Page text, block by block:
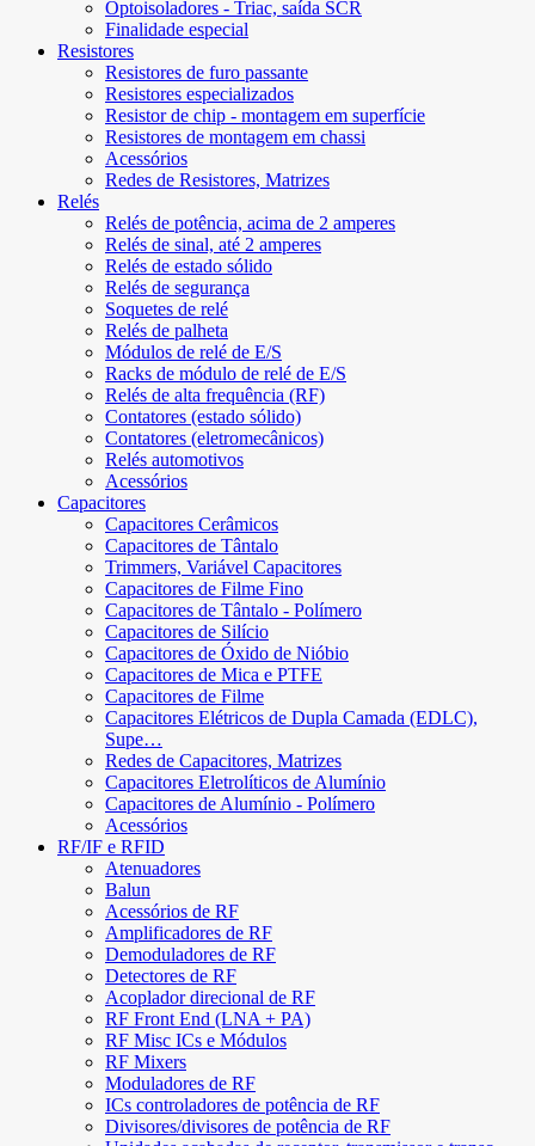
Optoisoladores - Triac, saída SCR
Finalidade especial
Resistores
Resistores de furo passante
Resistores especializados
Resistor de chip - montagem em superfície
Resistores de montagem em chassi
Acessórios
Redes de Resistores, Matrizes
Relés
Relés de potência, acima de 2 amperes
Relés de sinal, até 2 amperes
Relés de estado sólido
Relés de segurança
Soquetes de relé
Relés de palheta
Módulos de relé de E/S
Racks de módulo de relé de E/S
Relés de alta frequência (RF)
Contatores (estado sólido)
Contatores (eletromecânicos)
Relés automotivos
Acessórios
Capacitores
Capacitores Cerâmicos
Capacitores de Tântalo
Trimmers, Variável Capacitores
Capacitores de Filme Fino
Capacitores de Tântalo - Polímero
Capacitores de Silício
Capacitores de Óxido de Nióbio
Capacitores de Mica e PTFE
Capacitores de Filme
Capacitores Elétricos de Dupla Camada (EDLC),
Supe…
Redes de Capacitores, Matrizes
Capacitores Eletrolíticos de Alumínio
Capacitores de Alumínio - Polímero
Acessórios
RF/IF e RFID
Atenuadores
Balun
Acessórios de RF
Amplificadores de RF
Demoduladores de RF
Detectores de RF
Acoplador direcional de RF
RF Front End (LNA + PA)
RF Misc ICs e Módulos
RF Mixers
Moduladores de RF
ICs controladores de potência de RF
Divisores/divisores de potência de RF